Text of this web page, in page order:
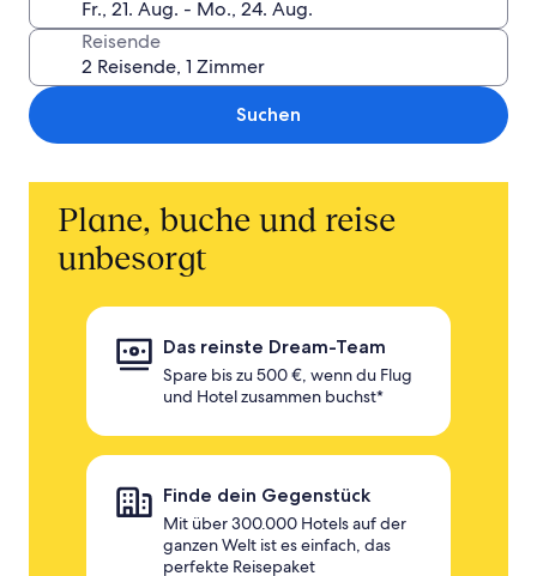
Reisende
Suchen
Plane, buche und reise
unbesorgt
Das reinste Dream-Team
Spare bis zu 500 €, wenn du Flug
und Hotel zusammen buchst*
Finde dein Gegenstück
Mit über 300.000 Hotels auf der
ganzen Welt ist es einfach, das
perfekte Reisepaket